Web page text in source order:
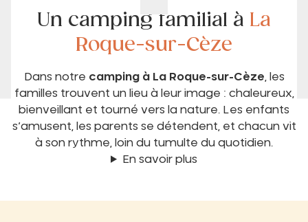
Un camping familial à La
Roque-sur-Cèze
Dans notre camping à La Roque-sur-Cèze , les
familles trouvent un lieu à leur image : chaleureux,
bienveillant et tourné vers la nature. Les enfants
s’amusent, les parents se détendent, et chacun vit
à son rythme, loin du tumulte du quotidien.
En savoir plus